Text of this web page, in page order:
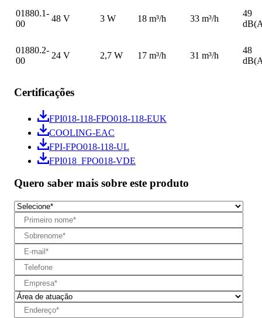
01880.1-
00
48 V 3 W 18 m³/h 33 m³/h
49
01880.2-
00
24 V 2,7 W 17 m³/h 31 m³/h
48
Certificações
FPI018-118-FPO018-118-EUK
COOLING-EAC
FPI-FPO018-118-UL
FPI018_FPO018-VDE
Quero saber mais sobre este produto